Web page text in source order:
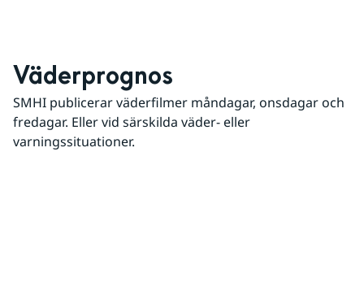
Väderprognos
SMHI publicerar väderfilmer måndagar, onsdagar och
fredagar. Eller vid särskilda väder- eller
varningssituationer.